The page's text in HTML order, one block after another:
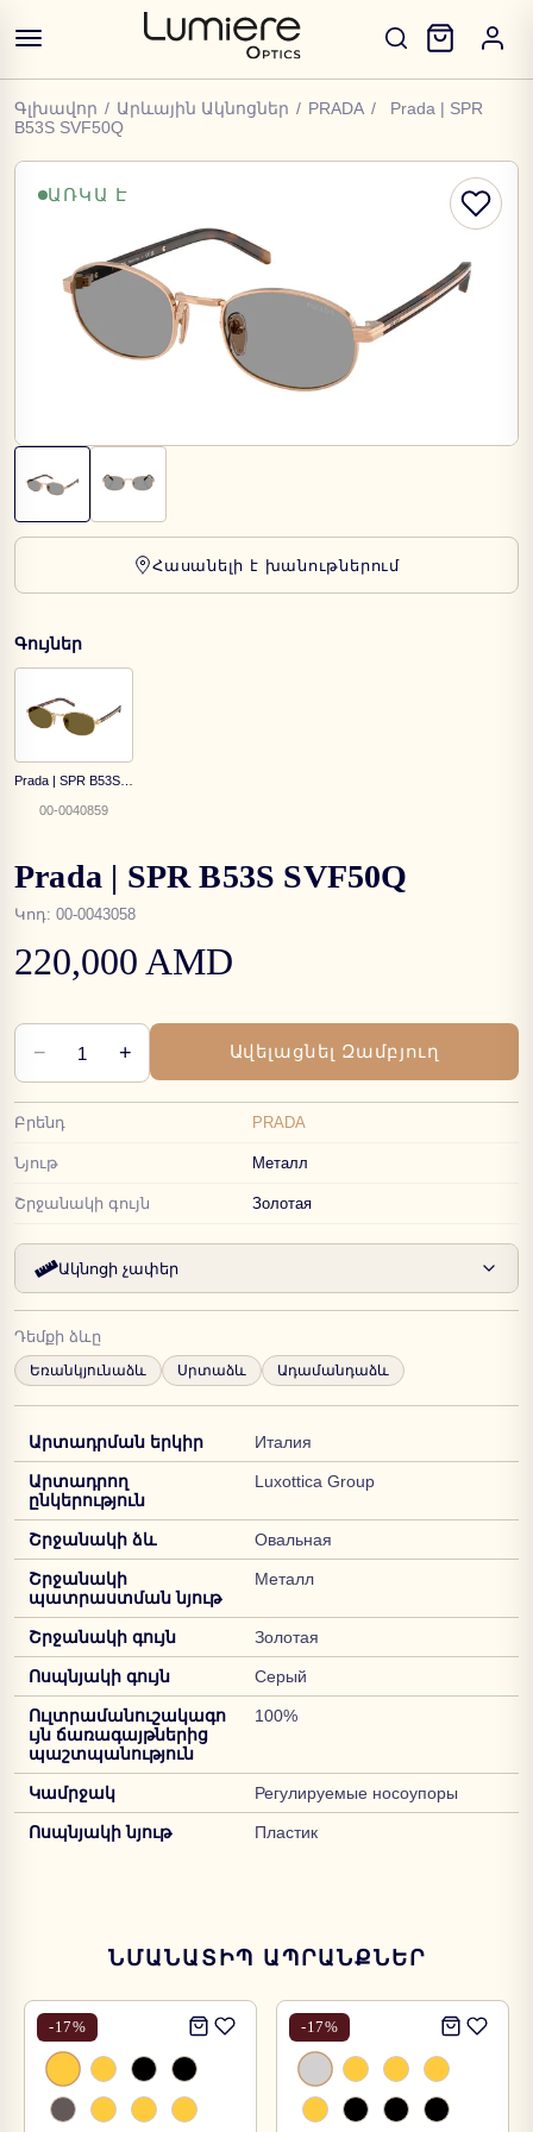
Գլխավոր / Արևային Ակնոցներ / PRADA /
Prada | SPR
B53S SVF50Q
ԱՌԿԱ Է
Հասանելի է խանութներում
Գույներ
00-0040859
Prada | SPR B53S SVF50Q
Կոդ: 00-0043058
220,000 AMD
− 1 + Ավելացնել Զամբյուղ
Բրենդ PRADA
Նյութ Металл
Շրջանակի գույն Золотая
Ակնոցի չափեր
Դեմքի ձևը
Եռանկյունաձև Սրտաձև Ադամանդաձև
Արտադրման երկիր Италия
Արտադրող
ընկերություն
Luxottica Group
Շրջանակի ձև Овальная
Շրջանակի
պատրաստման նյութ
Металл
Շրջանակի գույն Золотая
Ոսպնյակի գույն Серый
Ուլտրամանուշակագո
ւյն ճառագայթներից
պաշտպանություն
100%
Կամրջակ Регулируемые носоупоры
Ոսպնյակի նյութ Пластик
ՆՄԱՆԱՏԻՊ ԱՊՐԱՆՔՆԵՐ
-17% -17%